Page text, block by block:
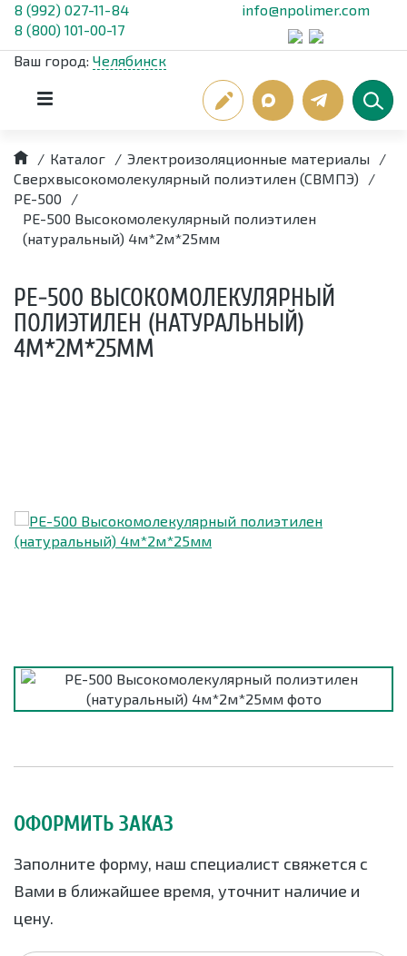
8 (992) 027-11-84
8 (800) 101-00-17
info@npolimer.com
Ваш город: Челябинск
/ Каталог / Электроизоляционные материалы
/
Сверхвысокомолекулярный полиэтилен (СВМПЭ)
/
РЕ-500
/
РЕ-500 Высокомолекулярный полиэтилен
(натуральный) 4м*2м*25мм
РЕ-500 ВЫСОКОМОЛЕКУЛЯРНЫЙ
ПОЛИЭТИЛЕН (НАТУРАЛЬНЫЙ)
4М*2М*25ММ
ОФОРМИТЬ ЗАКАЗ
Заполните форму, наш специалист свяжется с
Вами в ближайшее время, уточнит наличие и
цену.